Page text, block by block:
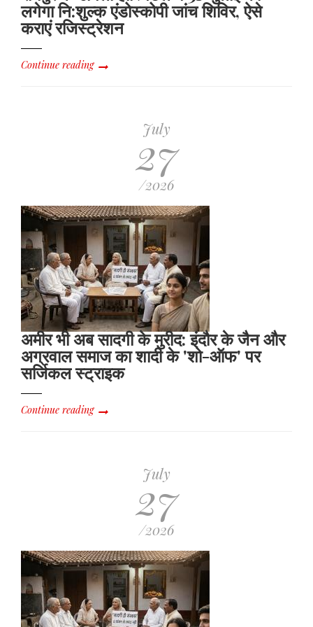
आपकी
जेब
लगेगा नि:शुल्क एंडोस्कोपी जांच शिविर, ऐसे
कराएं रजिस्ट्रेशन
Continue reading
July
27
/2026
अमीर भी अब सादगी के मुरीद: इंदौर के जैन और
अग्रवाल समाज का शादी के 'शो-ऑफ' पर
सर्जिकल स्ट्राइक
Continue reading
July
27
/2026